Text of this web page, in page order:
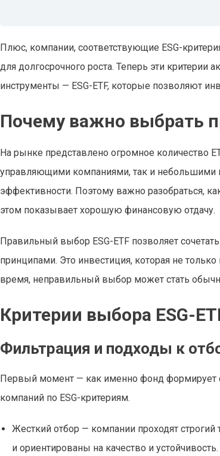
Плюс, компании, соответствующие ESG-
для долгосрочного роста. Теперь эти
инструменты — ESG-ETF, которые позволяют
Почему важно выбрать
На рынке представлено огромное количество
управляющими компаниями, так и
эффективности. Поэтому важно разобраться,
этом показывает хорошую финансовую отдачу.
Правильный выбор ESG-ETF позволяет
принципами. Это инвестиция, которая не
время, неправильный выбор может стать
Критерии выбора ESG-
Фильтрация и подходы к
Первый момент — как именно фонд формирует
компаний по ESG-критериям.
Жесткий отбор — компании проходят
и ориентированы на качество и устойчивость.